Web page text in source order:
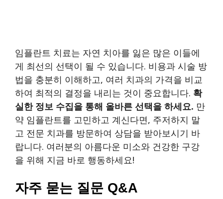
임플란트 치료는 자연 치아를 잃은 많은 이들에
게 최선의 선택이 될 수 있습니다. 비용과 시술 방
법을 충분히 이해하고, 여러 치과의 가격을 비교
하여 최적의 결정을 내리는 것이 중요합니다. 확
실한 정보 수집을 통해 올바른 선택을 하세요. 만
약 임플란트를 고민하고 계신다면, 주저하지 말
고 전문 치과를 방문하여 상담을 받아보시기 바
랍니다. 여러분의 아름다운 미소와 건강한 구강
을 위해 지금 바로 행동하세요!
자주 묻는 질문 Q&A